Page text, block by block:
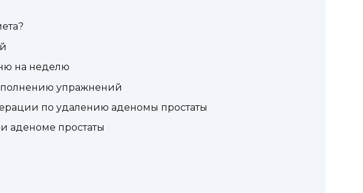
на неделю
упражнений
по удалению аденомы простаты
аденоме простаты